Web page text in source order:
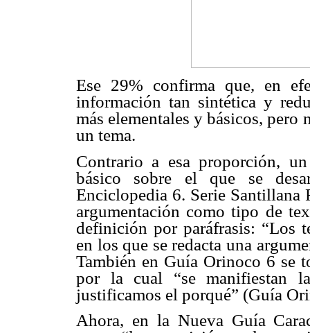
Ese 29% confirma que, en
información tan sintética y
más elementales y básicos,
un tema.
Contrario a esa proporción,
básico sobre el que se
Enciclopedia 6. Serie Santillana
argumentación como tipo de
definición por paráfrasis: “Los
en los que se redacta una
También en Guía Orinoco 6 se
por la cual “se manifiestan
justificamos el porqué” (Guía
Ahora, en la Nueva Guía